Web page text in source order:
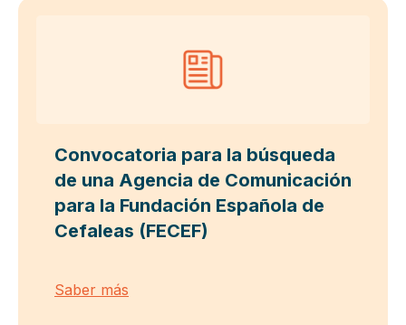
Convocatoria para la búsqueda
de una Agencia de Comunicación
para la Fundación Española de
Cefaleas (FECEF)
Saber más